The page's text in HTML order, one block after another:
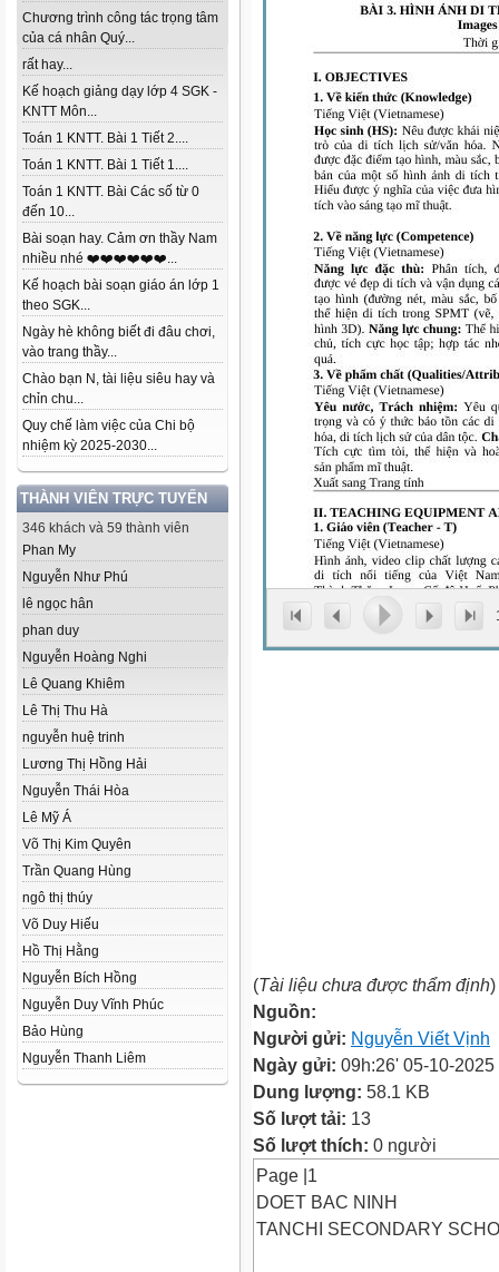
Chương trình công tác trọng tâm
của cá nhân Quý...
rất hay...
Kế hoạch giảng dạy lớp 4 SGK -
KNTT Môn...
Toán 1 KNTT. Bài 1 Tiết 2....
Toán 1 KNTT. Bài 1 Tiết 1....
Toán 1 KNTT. Bài Các số từ 0
đến 10...
Bài soạn hay. Cảm ơn thầy Nam
nhiều nhé ❤️❤️❤️❤️❤️❤️...
Kế hoạch bài soạn giáo án lớp 1
theo SGK...
Ngày hè không biết đi đâu chơi,
vào trang thầy...
Chào bạn N, tài liệu siêu hay và
chỉn chu...
Quy chế làm việc của Chi bộ
nhiệm kỳ 2025-2030...
THÀNH VIÊN TRỰC TUYẾN
346 khách và 59 thành viên
Phan My
Nguyễn Như Phú
lê ngọc hân
phan duy
Nguyễn Hoàng Nghi
Lê Quang Khiêm
Lê Thị Thu Hà
nguyễn huệ trinh
Lương Thị Hồng Hải
Nguyễn Thái Hòa
Lê Mỹ Á
Võ Thị Kim Quyên
Trần Quang Hùng
ngô thị thúy
Võ Duy Hiếu
Hồ Thị Hằng
Nguyễn Bích Hồng
Nguyễn Duy Vĩnh Phúc
Bảo Hùng
Nguyễn Thanh Liêm
(Tài liệu chưa được thẩm định)
Nguồn:
Người gửi: Nguyễn Viết Vịnh
Ngày gửi: 09h:26' 05-10-2025
Dung lượng: 58.1 KB
Số lượt tải: 13
Số lượt thích: 0 người
Page |1
DOET BAC NINH
TANCHI SECONDARY